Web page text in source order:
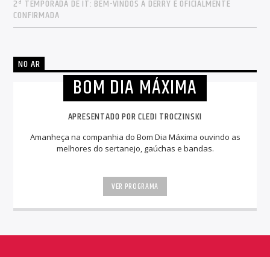
2ª TEMPORADA DE IT: BEM-VINDOS A DERRY É OFICIALMENTE
CONFIRMADA
NO AR
BOM DIA MÁXIMA
APRESENTADO POR CLEDI TROCZINSKI
Amanheça na companhia do Bom Dia Máxima ouvindo as
melhores do sertanejo, gaúchas e bandas.
VER PROGRAMA